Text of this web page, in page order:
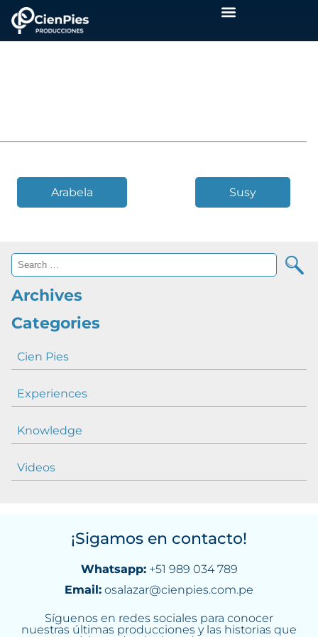
Arabela Susy
Archives
Categories
Cien Pies
Experiences
Knowledge
Videos
¡Sigamos en contacto!
Whatsapp: +51 989 034 789
Email: osalazar@cienpies.com.pe
Síguenos en redes sociales para conocer
nuestras últimas producciones y las historias que